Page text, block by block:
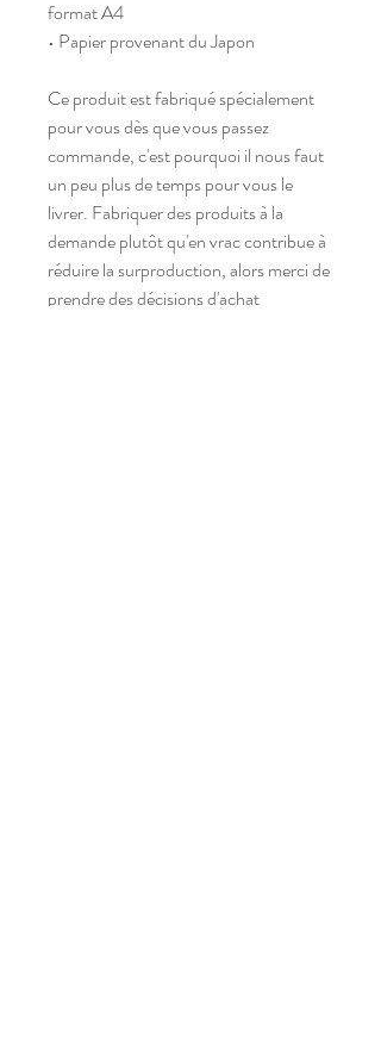
format A4
• Papier provenant du Japon
Ce produit est fabriqué spécialement
pour vous dès que vous passez
commande, c'est pourquoi il nous faut
un peu plus de temps pour vous le
livrer. Fabriquer des produits à la
demande plutôt qu'en vrac contribue à
réduire la surproduction, alors merci de
prendre des décisions d'achat